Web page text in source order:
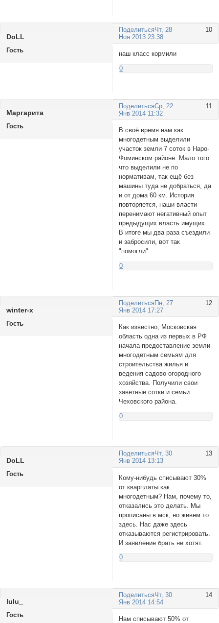
Поделиться 10
Чт, 28
Ноя 2013 23:38
DoLL
Гость
наш класс кормили
0
Поделиться 11
Ср, 22
Янв 2014 11:32
Маргаритa
Гость
В своё время нам как
многодетным выделили
участок земли 7 соток в Наро-
Фоминском районе. Мало того
что выделили не по
нормативам, так ещё без
машины туда не добраться, да
и от дома 60 км. История
повторяется, наши власти
перенимают негативный опыт
предыдущих власть имущих.
В итоге мы два раза съездили
и забросили, вот так
"помогли".
0
Поделиться 12
Пн, 27
Янв 2014 17:27
winter-х
Гость
Как известно, Московская
область одна из первых в РФ
начала предоставление земли
многодетным семьям для
строительства жилья и
ведения садово-огородного
хозяйства. Получили свои
заветные сотки и семьи
Чеховского района.
0
Поделиться 13
Чт, 30
Янв 2014 13:13
DoLL
Гость
Кому-нибудь списывают 30%
от кварплаты как
многодетным? Нам, почему то,
отказались это делать. Мы
прописаны в мск, но живем то
здесь. Нас даже здесь
отказываются регистрировать.
И заявление брать не хотят.
0
Поделиться 14
Чт, 30
Янв 2014 14:54
lulu_
Гость
Нам списывают 50% от